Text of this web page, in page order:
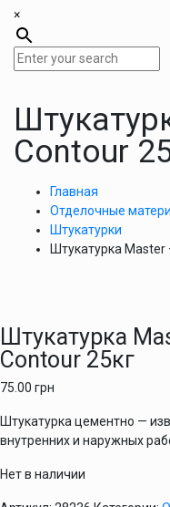
×
Contour
Главная
Отделочные
Штукатурки
Штукатурка Master
Штукатурка
Contour 25кг
75.00 грн
Штукатурка цементно —
внутренних и наружных
Нет в наличии